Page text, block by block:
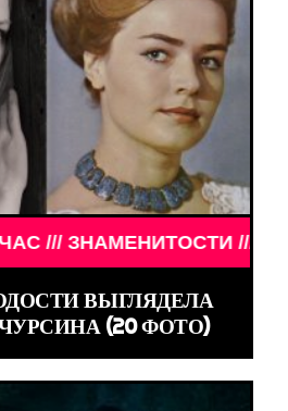
/// АКТЁРЫ
ВЫГЛЯДЕЛА
(20 ФОТО)